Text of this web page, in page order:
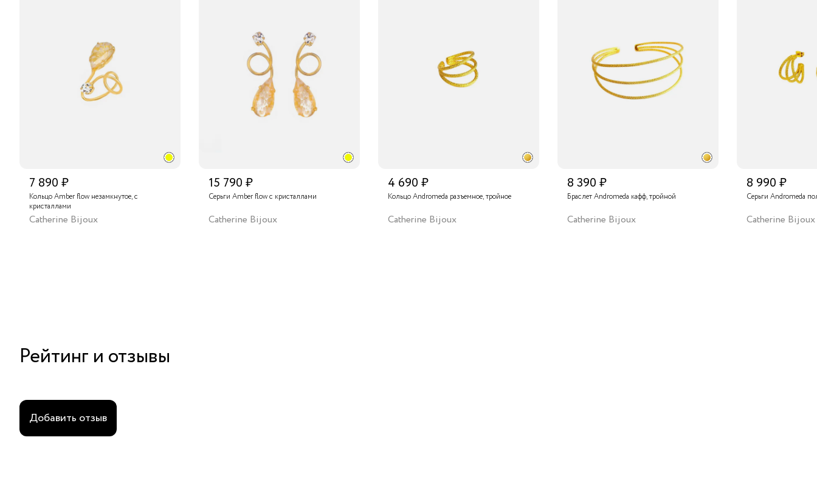
7 890 ₽
Кольцо Amber flow незамкнутое, с
кристаллами
Catherine Bijoux
15 790 ₽
Серьги Amber flow с кристаллами
Catherine Bijoux
4 690 ₽
Кольцо Andromeda разъемное, тройное
Catherine Bijoux
8 390 ₽
Браслет Andromeda кафф, тройной
Catherine Bijoux
8 990 ₽
Серьги Andromeda
Catherine Bijoux
Рейтинг и отзывы
Добавить отзыв